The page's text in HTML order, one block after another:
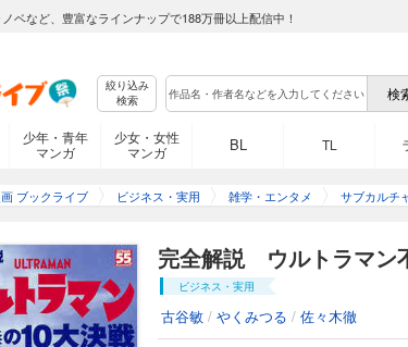
ベなど、豊富なラインナップで188万冊以上配信中！
絞り込み
検索
少年・青年
マンガ
少女・女性
マンガ
BL TL
ブックライブ ビジネス・実用 雑学・エンタメ サブカルチ
完全解説 ウルトラマン
ビジネス・実用
古谷敏 / やくみつる / 佐々木徹